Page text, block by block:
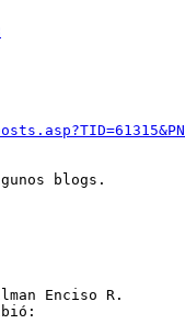
blogs.
Enciso R.